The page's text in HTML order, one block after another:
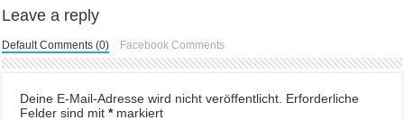
Leave a reply
Default Comments (0) Facebook Comments
Deine E-Mail-Adresse wird nicht veröffentlicht. Erforderliche
Felder sind mit*markiert